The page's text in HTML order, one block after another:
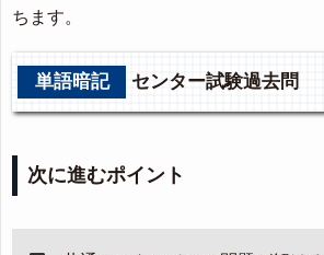
ちます。
単語暗記 センター試験過去問
次に進むポイント